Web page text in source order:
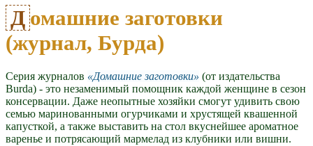
Домашние заготовки
(журнал, Бурда)
Серия журналов Домашние заготовки
(от издательства
Burda) - это незаменимый помощник каждой женщине в сезон
консервации. Даже неопытные хозяйки смогут удивить свою
семью маринованными огурчиками и хрустящей квашенной
капусткой, а также выставить на стол вкуснейшее ароматное
варенье и потрясающий мармелад из клубники или вишни.